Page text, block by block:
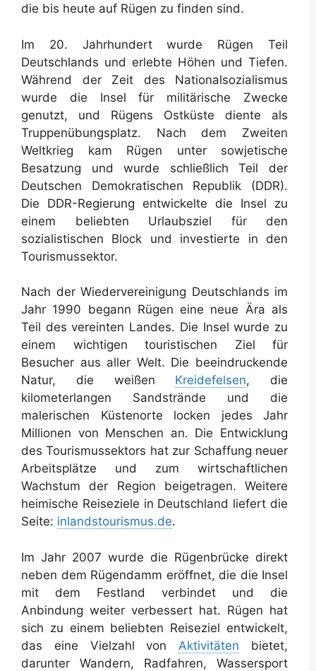
die bis heute auf Rügen zu finden sind.
Im 20. Jahrhundert wurde Rügen Teil
Deutschlands und erlebte Höhen und Tiefen.
Während der Zeit des Nationalsozialismus
wurde die Insel für militärische Zwecke
genutzt, und Rügens Ostküste diente als
Truppenübungsplatz. Nach dem Zweiten
Weltkrieg kam Rügen unter sowjetische
Besatzung und wurde schließlich Teil der
Deutschen Demokratischen Republik (DDR).
Die DDR-Regierung entwickelte die Insel zu
einem beliebten Urlaubsziel für den
sozialistischen Block und investierte in den
Tourismussektor.
Nach der Wiedervereinigung Deutschlands im
Jahr 1990 begann Rügen eine neue Ära als
Teil des vereinten Landes. Die Insel wurde zu
einem wichtigen touristischen Ziel für
Besucher aus aller Welt. Die beeindruckende
Natur, die weißen Kreidefelsen, die
kilometerlangen Sandstrände und die
malerischen Küstenorte locken jedes Jahr
Millionen von Menschen an. Die Entwicklung
des Tourismussektors hat zur Schaffung neuer
Arbeitsplätze und zum wirtschaftlichen
Wachstum der Region beigetragen. Weitere
heimische Reiseziele in Deutschland liefert die
Seite: inlandstourismus.de.
Im Jahr 2007 wurde die Rügenbrücke direkt
neben dem Rügendamm eröffnet, die die Insel
mit dem Festland verbindet und die
Anbindung weiter verbessert hat. Rügen hat
sich zu einem beliebten Reiseziel entwickelt,
das eine Vielzahl von Aktivitäten bietet,
darunter Wandern, Radfahren, Wassersport